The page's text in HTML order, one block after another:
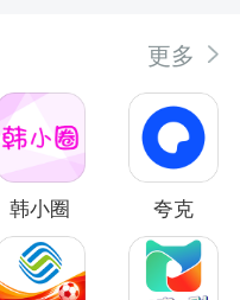
更多
韩小圈 夸克